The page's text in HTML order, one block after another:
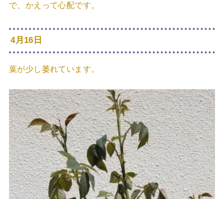
で、かえって心配です。
4月16日
葉が少し萎れています。